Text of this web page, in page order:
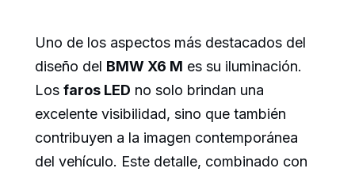
Uno de los aspectos más destacados del
diseño del BMW X6 M es su iluminación.
Los faros LED no solo brindan una
excelente visibilidad, sino que también
contribuyen a la imagen contemporánea
del vehículo. Este detalle, combinado con